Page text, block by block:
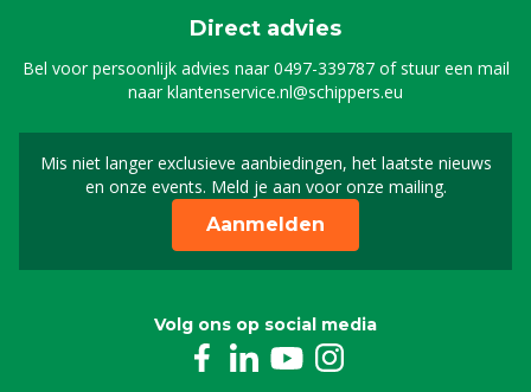
Direct advies
Bel voor persoonlijk advies naar0497-339787of stuur een mail
naarklantenservice.nl@schippers.eu
Mis niet langer exclusieve aanbiedingen, het laatste nieuws
en onze events. Meld je aan voor onze mailing.
Schrijf je in voor onze
Aanmelden
Volg ons op social media